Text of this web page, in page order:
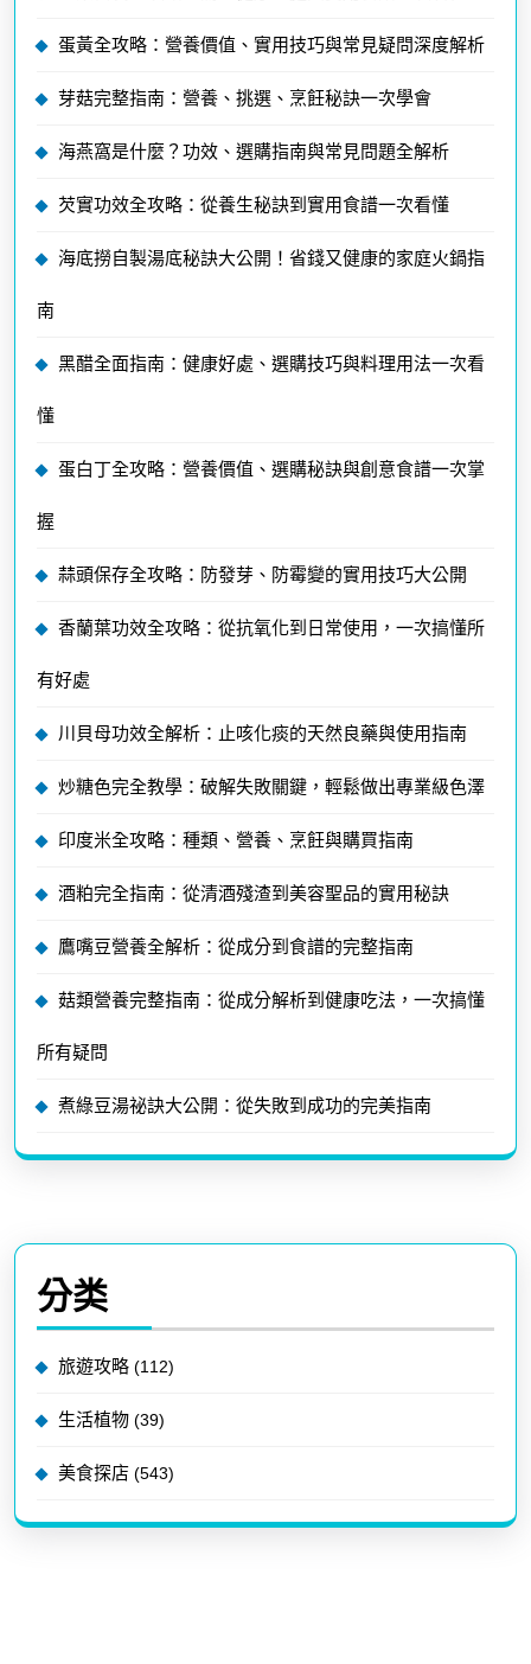
蛋黃全攻略：營養價值、實用技巧與常見疑問深度解析
芽菇完整指南：營養、挑選、烹飪秘訣一次學會
海燕窩是什麼？功效、選購指南與常見問題全解析
芡實功效全攻略：從養生秘訣到實用食譜一次看懂
海底撈自製湯底秘訣大公開！省錢又健康的家庭火鍋指
南
黑醋全面指南：健康好處、選購技巧與料理用法一次看
懂
蛋白丁全攻略：營養價值、選購秘訣與創意食譜一次掌
握
蒜頭保存全攻略：防發芽、防霉變的實用技巧大公開
香蘭葉功效全攻略：從抗氧化到日常使用，一次搞懂所
有好處
川貝母功效全解析：止咳化痰的天然良藥與使用指南
炒糖色完全教學：破解失敗關鍵，輕鬆做出專業級色澤
印度米全攻略：種類、營養、烹飪與購買指南
酒粕完全指南：從清酒殘渣到美容聖品的實用秘訣
鷹嘴豆營養全解析：從成分到食譜的完整指南
菇類營養完整指南：從成分解析到健康吃法，一次搞懂
所有疑問
煮綠豆湯祕訣大公開：從失敗到成功的完美指南
分类
旅遊攻略 (112)
生活植物 (39)
美食探店 (543)